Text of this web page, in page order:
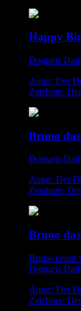
Happy
Dogtaris
Autor: Der
Zeichner:
Bruno
Dogtaris
Autor: Der
Zeichner:
Bruno
Bruno kennt
Dogtaris
Autor: Der
Zeichner: